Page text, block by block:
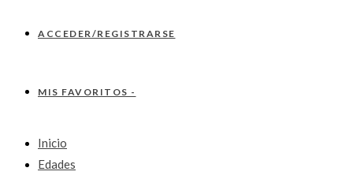
ACCEDER/REGISTRARSE
MIS FAVORITOS -
Inicio
Edades